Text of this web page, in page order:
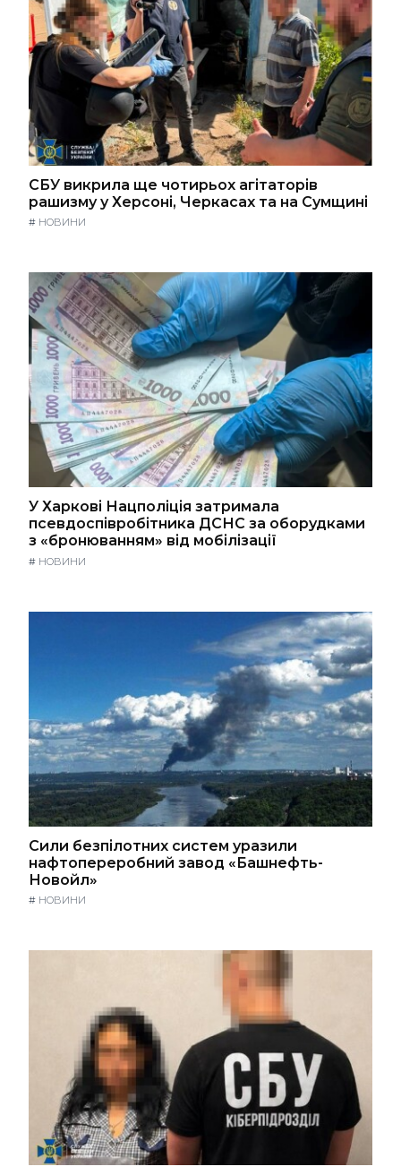
СБУ викрила ще чотирьох агітаторів
рашизму у Херсоні, Черкасах та на Сумщині
# НОВИНИ
У Харкові Нацполіція затримала
псевдоспівробітника ДСНС за оборудками
з «бронюванням» від мобілізації
# НОВИНИ
Сили безпілотних систем уразили
нафтопереробний завод «Башнефть-
Новойл»
# НОВИНИ